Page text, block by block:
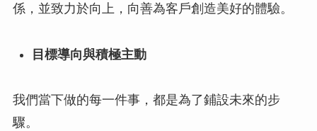
係，並致力於向上，向善為客戶創造美好的體驗。
目標導向與積極主動
我們當下做的每一件事，都是為了鋪設未來的步
驟。